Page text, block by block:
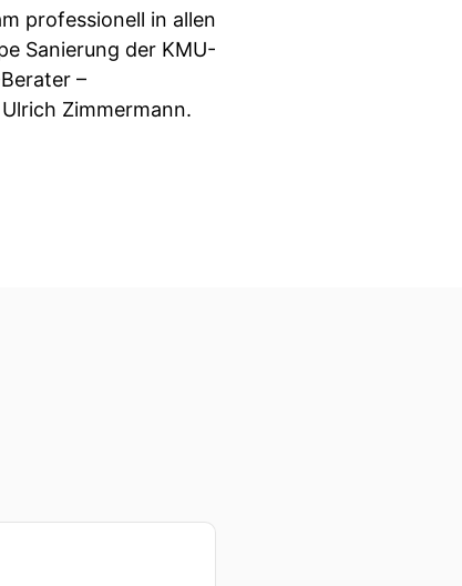
professionell in allen
Sanierung der KMU-
–
Zimmermann.